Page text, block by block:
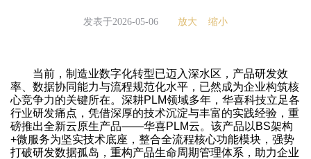
发表于2026-05-06 放大 缩小
当前，制造业数字化转型已迈入深水区，产品研发效
率、数据协同能力与流程规范化水平，已然成为企业构筑核
心竞争力的关键所在。深耕PLM领域多年，华喜科技立足各
行业研发痛点，凭借深厚的技术沉淀与丰富的实践经验，重
磅推出全新云原生产品——华喜PLM云。该产品以BS架构
+微服务为坚实技术底座，整合全流程核心功能模块，强势
打破研发数据孤岛，重构产品生命周期管理体系，助力企业